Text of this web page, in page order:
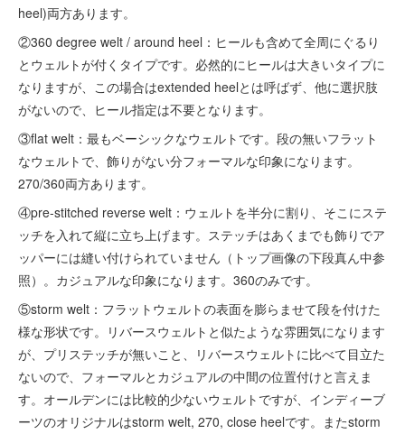
heel)両方あります。
②360 degree welt / around heel：ヒールも含めて全周にぐるり
とウェルトが付くタイプです。必然的にヒールは大きいタイプに
なりますが、この場合はextended heelとは呼ばず、他に選択肢
がないので、ヒール指定は不要となります。
③flat welt：最もベーシックなウェルトです。段の無いフラット
なウェルトで、飾りがない分フォーマルな印象になります。
270/360両方あります。
④pre-stitched reverse welt：ウェルトを半分に割り、そこにステ
ッチを入れて縦に立ち上げます。ステッチはあくまでも飾りでア
ッパーには縫い付けられていません（トップ画像の下段真ん中参
照）。カジュアルな印象になります。360のみです。
⑤storm welt：フラットウェルトの表面を膨らませて段を付けた
様な形状です。リバースウェルトと似たような雰囲気になります
が、プリステッチが無いこと、リバースウェルトに比べて目立た
ないので、フォーマルとカジュアルの中間の位置付けと言えま
す。オールデンには比較的少ないウェルトですが、インディーブ
ーツのオリジナルはstorm welt, 270, close heelです。またstorm